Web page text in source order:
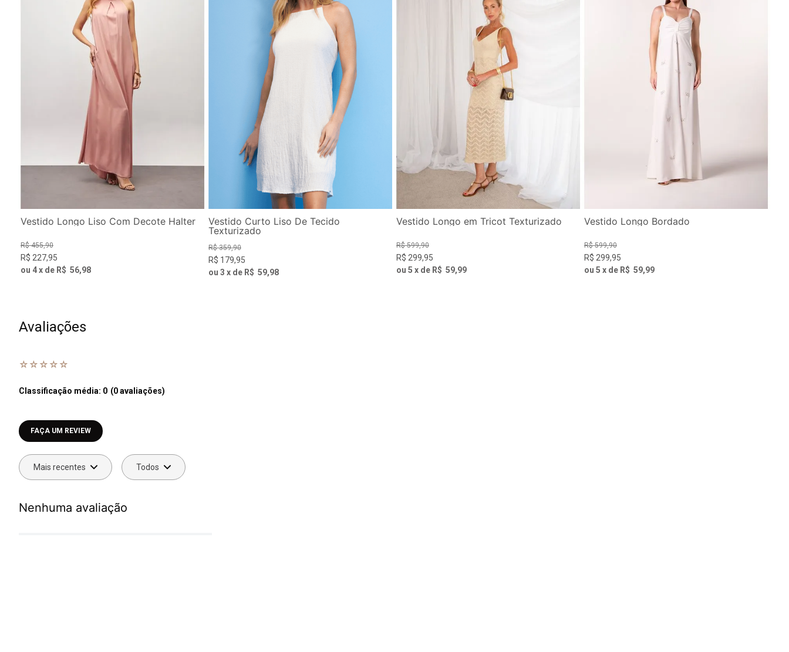
Vestido Longo Liso Com Decote Halter
R$ 455,90
R$ 227,95
ou 4x de R$ 56,98
Vestido Curto Liso De Tecido
Texturizado
R$ 359,90
R$ 179,95
ou 3 x de R$ 59,98
Vestido Longo em Tricot Texturizado
R$ 599,90
R$ 299,95
ou 5 x de R$ 59,99
Vestido Longo Bordado
R$ 599,90
R$ 299,95
ou 5 x de R$ 59,99
Avaliações
☆ ☆ ☆ ☆ ☆
Classificação média: 0 (0 avaliações)
Faça login para escrever uma avaliação.
Mais recentes Todos
Nenhuma avaliação